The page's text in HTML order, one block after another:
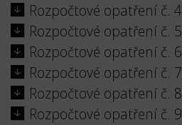
Rozpočtové opatření č. 4
Rozpočtové opatření č. 5
Rozpočtové opatření č. 6
Rozpočtové opatření č. 7
Rozpočtové opatření č. 8
Rozpočtové opatření č. 9